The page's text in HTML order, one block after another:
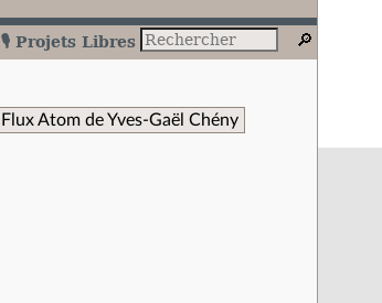
🎙️ Projets Libres
Flux Atom de Yves-Gaël Chény